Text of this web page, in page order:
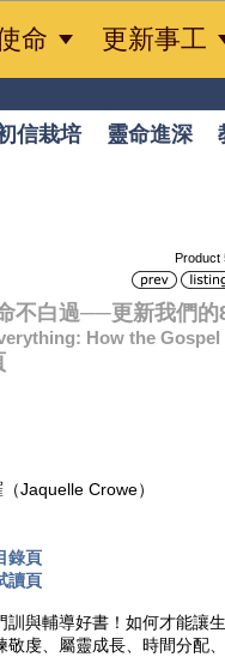
命  更新事工
信栽培 靈命進深
Product
不白過──更新我們的
How the Gospel
Jaquelle Crowe）
錄頁
讀頁
與輔導好書！如何才能
虔、屬靈成長、時間分配